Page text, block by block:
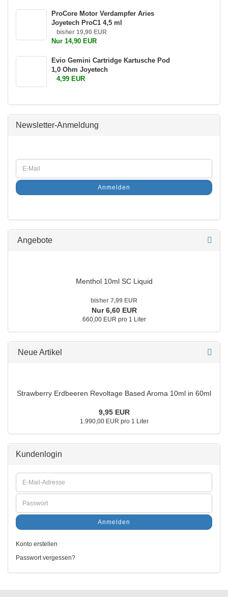
ProCore Motor Verdampfer Aries
Joyetech ProC1 4,5 ml
bisher 19,90 EUR
Nur 14,90 EUR
Evio Gemini Cartridge Kartusche Pod
1,0 Ohm Joyetech
4,99 EUR
Newsletter-Anmeldung
Anmelden
Angebote
Menthol 10ml SC Liquid
bisher 7,99 EUR
Nur 6,60 EUR
660,00 EUR pro 1 Liter
Neue Artikel
Strawberry Erdbeeren Revoltage Based Aroma 10ml in 60ml
9,95 EUR
1.990,00 EUR pro 1 Liter
Kundenlogin
Anmelden
Konto erstellen
Passwort vergessen?